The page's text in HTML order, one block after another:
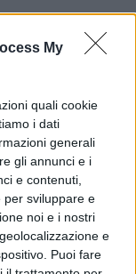
My
quali cookie
i dati
generali
gli annunci e i
e contenuti,
per sviluppare e
noi e i nostri
e
Puoi fare
FEATURED